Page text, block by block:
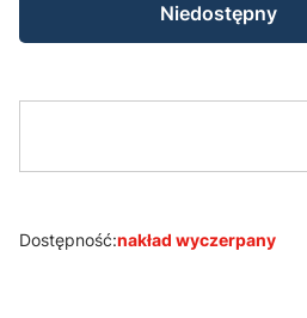
Niedostępny
Dostępność:nakład wyczerpany